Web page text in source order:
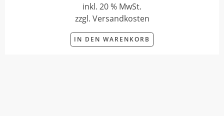
inkl. 20 % MwSt.
zzgl. Versandkosten
IN DEN WARENKORB